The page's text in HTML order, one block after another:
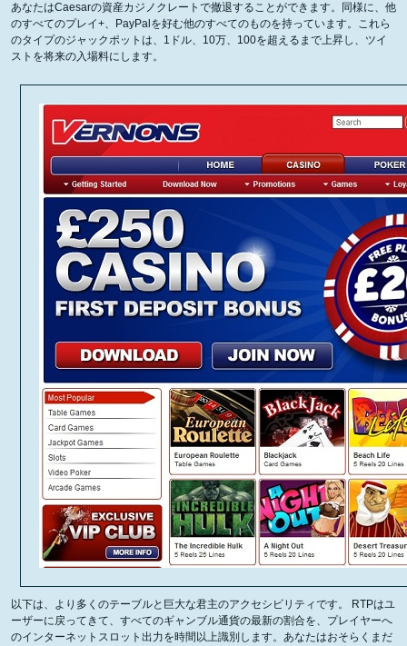
あなたはCaesarの資産カジノクレートで撤退することができます。同様に、他
のすべてのプレイ+、PayPalを好む他のすべてのものを持っています。これら
のタイプのジャックポットは、1ドル、10万、100を超えるまで上昇し、ツイ
ストを将来の入場料にします。
以下は、より多くのテーブルと巨大な君主のアクセシビリティです。 RTPはユ
ーザーに戻ってきて、すべてのギャンブル通貨の最新の割合を、プレイヤーへ
のインターネットスロット出力を時間以上識別します。あなたはおそらくまだ